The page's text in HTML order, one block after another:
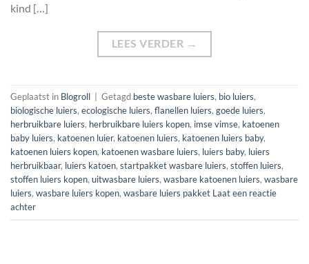
kind […]
LEES VERDER →
Geplaatst in Blogroll Getagd beste wasbare luiers, bio luiers,
biologische luiers, ecologische luiers, flanellen luiers, goede luiers,
herbruikbare luiers, herbruikbare luiers kopen, imse vimse, katoenen
baby luiers, katoenen luier, katoenen luiers, katoenen luiers baby,
katoenen luiers kopen, katoenen wasbare luiers, luiers baby, luiers
herbruikbaar, luiers katoen, startpakket wasbare luiers, stoffen luiers,
stoffen luiers kopen, uitwasbare luiers, wasbare katoenen luiers, wasbare
luiers, wasbare luiers kopen, wasbare luiers pakket Laat een reactie
achter